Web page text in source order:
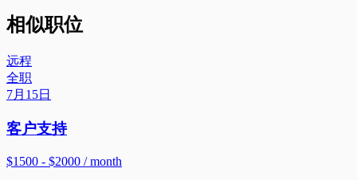
相似职位
远程
全职
7月15日
客户支持
$1500 - $2000 / month